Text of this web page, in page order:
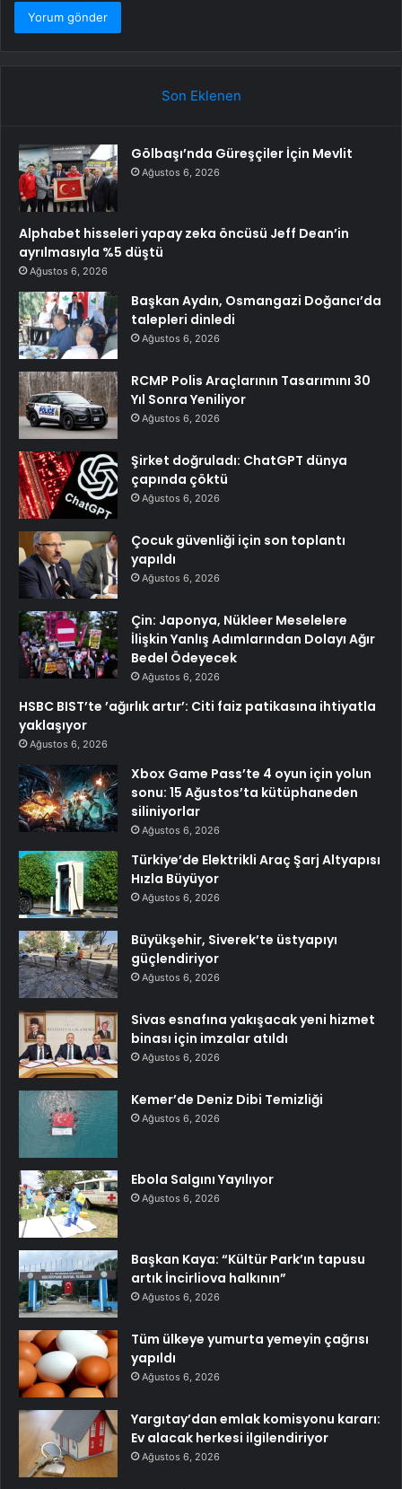
Son Eklenen
Gölbaşı’nda Güreşçiler İçin Mevlit
Ağustos 6, 2026
Alphabet hisseleri yapay zeka öncüsü Jeff Dean’in
ayrılmasıyla %5 düştü
Ağustos 6, 2026
Başkan Aydın, Osmangazi Doğancı’da
talepleri dinledi
Ağustos 6, 2026
RCMP Polis Araçlarının Tasarımını 30
Yıl Sonra Yeniliyor
Ağustos 6, 2026
Şirket doğruladı: ChatGPT dünya
çapında çöktü
Ağustos 6, 2026
Çocuk güvenliği için son toplantı
yapıldı
Ağustos 6, 2026
Çin: Japonya, Nükleer Meselelere
İlişkin Yanlış Adımlarından Dolayı Ağır
Bedel Ödeyecek
Ağustos 6, 2026
HSBC BIST’te ’ağırlık artır’: Citi faiz patikasına ihtiyatla
yaklaşıyor
Ağustos 6, 2026
Xbox Game Pass’te 4 oyun için yolun
sonu: 15 Ağustos’ta kütüphaneden
siliniyorlar
Ağustos 6, 2026
Türkiye’de Elektrikli Araç Şarj Altyapısı
Hızla Büyüyor
Ağustos 6, 2026
Büyükşehir, Siverek’te üstyapıyı
güçlendiriyor
Ağustos 6, 2026
Sivas esnafına yakışacak yeni hizmet
binası için imzalar atıldı
Ağustos 6, 2026
Kemer’de Deniz Dibi Temizliği
Ağustos 6, 2026
Ebola Salgını Yayılıyor
Ağustos 6, 2026
Başkan Kaya: “Kültür Park’ın tapusu
artık İncirliova halkının”
Ağustos 6, 2026
Tüm ülkeye yumurta yemeyin çağrısı
yapıldı
Ağustos 6, 2026
Yargıtay’dan emlak komisyonu kararı:
Ev alacak herkesi ilgilendiriyor
Ağustos 6, 2026